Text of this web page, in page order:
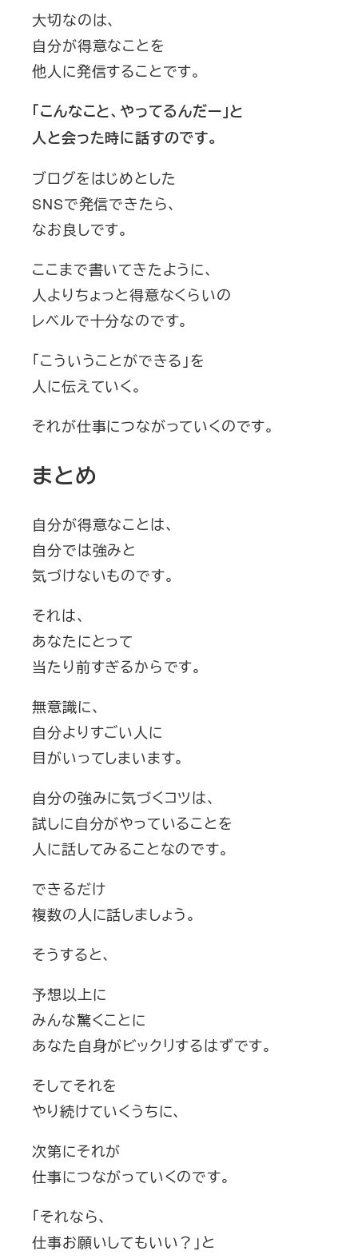
大切なのは、
自分が得意なことを
他人に発信することです。
「こんなこと、やってるんだー」と
人と会った時に話すのです。
ブログをはじめとした
SNSで発信できたら、
なお良しです。
ここまで書いてきたように、
人よりちょっと得意なくらいの
レベルで十分なのです。
「こういうことができる」を
人に伝えていく。
それが仕事につながっていくのです。
まとめ
自分が得意なことは、
自分では強みと
気づけないものです。
それは、
あなたにとって
当たり前すぎるからです。
無意識に、
自分よりすごい人に
目がいってしまいます。
自分の強みに気づくコツは、
試しに自分がやっていることを
人に話してみることなのです。
できるだけ
複数の人に話しましょう。
そうすると、
予想以上に
みんな驚くことに
あなた自身がビックリするはずです。
そしてそれを
やり続けていくうちに、
次第にそれが
仕事につながっていくのです。
「それなら、
仕事お願いしてもいい？」と